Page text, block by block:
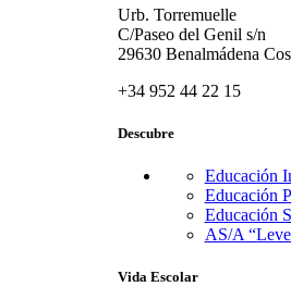
Urb. Torremuelle
C/Paseo del Genil s/n
29630 Benalmádena
+34 952 44 22 15
Descubre
Educación
Educación
Educación
AS/A
Vida Escolar